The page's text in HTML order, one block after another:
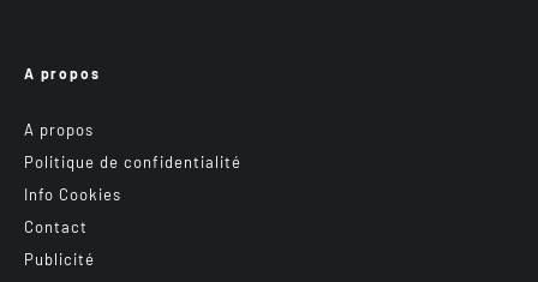
A propos
A propos
Politique de confidentialité
Info Cookies
Contact
Publicité